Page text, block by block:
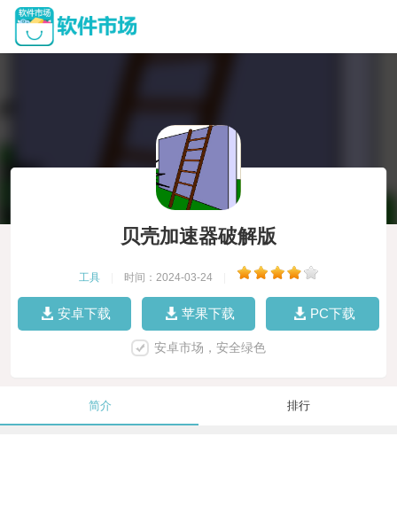
贝壳加速器破解版
工具 时间：2024-03-24
安卓下载 苹果下载 PC下载
安卓市场，安全绿色
简介 排行